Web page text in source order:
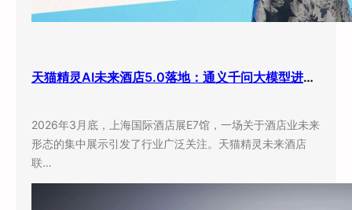
天猫精灵AI未来酒店5.0落地：通义千问大模型进驻客房，酒店业迎来”数字员工”时代
2026年3月底，上海国际酒店展E7馆，一场关于酒店业未来
形态的集中展示引发了行业广泛关注。天猫精灵未来酒店
联…